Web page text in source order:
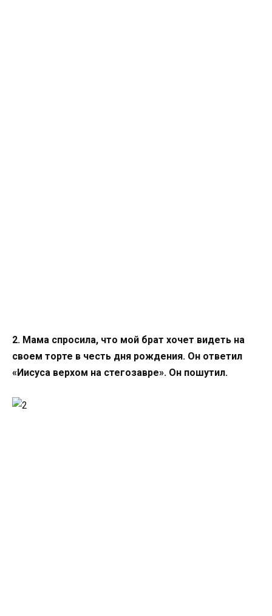
2. Мама спросила, что мой брат хочет видеть на
своем торте в честь дня рождения. Он ответил
«Иисуса верхом на стегозавре». Он пошутил.